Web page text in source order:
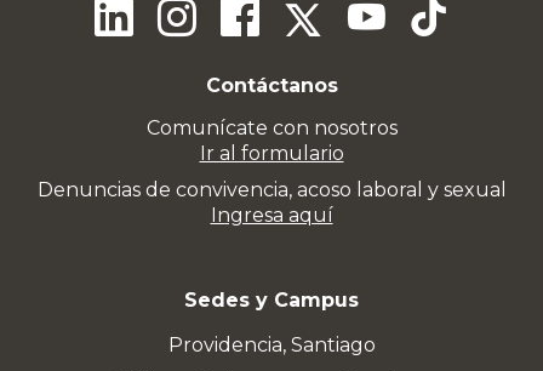
Contáctanos
Comunícate con nosotros
Ir al formulario
Denuncias de convivencia, acoso laboral y sexual
Ingresa aquí
Sedes y Campus
Providencia, Santiago